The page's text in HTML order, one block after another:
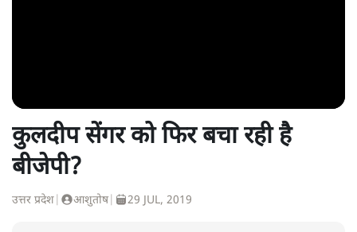
कुलदीप सेंगर को फिर बचा रही है
बीजेपी?
उत्तर प्रदेश आशुतोष| 29 JUL, 2019